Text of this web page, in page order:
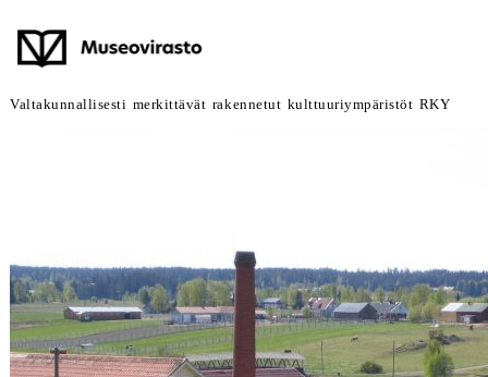
Valtakunnallisesti merkittävät rakennetut kulttuuriympäristöt RKY